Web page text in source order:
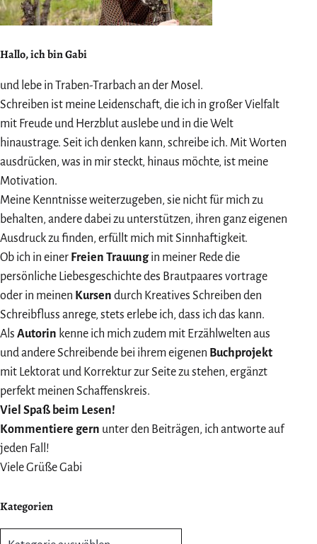
Hallo, ich bin Gabi
und lebe in Traben-Trarbach an der Mosel.
Schreiben ist meine Leidenschaft, die ich in großer Vielfalt
mit Freude und Herzblut auslebe und in die Welt
hinaustrage. Seit ich denken kann, schreibe ich. Mit Worten
ausdrücken, was in mir steckt, hinaus möchte, ist meine
Motivation.
Meine Kenntnisse weiterzugeben, sie nicht für mich zu
behalten, andere dabei zu unterstützen, ihren ganz eigenen
Ausdruck zu finden, erfüllt mich mit Sinnhaftigkeit.
Ob ich in einer Freien Trauungin meiner Rede die
persönliche Liebesgeschichte des Brautpaares vortrage
oder in meinen Kursen durch Kreatives Schreiben den
Schreibfluss anrege, stets erlebe ich, dass ich das kann.
Als Autorin kenne ich mich zudem mit Erzählwelten aus
und andere Schreibende bei ihrem eigenen Buchprojekt
mit Lektorat und Korrektur zur Seite zu stehen, ergänzt
perfekt meinen Schaffenskreis.
Viel Spaß beim Lesen!
Kommentiere gern unter den Beiträgen, ich antworte auf
jeden Fall!
Viele Grüße Gabi
Kategorien
Kategorien